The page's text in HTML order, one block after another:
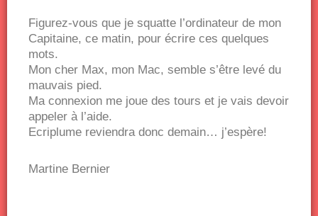
Figurez-vous que je squatte l’ordinateur de mon
Capitaine, ce matin, pour écrire ces quelques
mots.
Mon cher Max, mon Mac, semble s’être levé du
mauvais pied.
Ma connexion me joue des tours et je vais devoir
appeler à l’aide.
Ecriplume reviendra donc demain… j’espère!
Martine Bernier